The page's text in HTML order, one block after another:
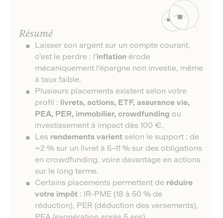
Résumé
Laisser son argent sur un compte courant,
c'est le perdre : l'inflation érode
mécaniquement l'épargne non investie, même
à taux faible.
Plusieurs placements existent selon votre
profil : livrets, actions, ETF, assurance vie,
PEA, PER, immobilier, crowdfunding ou
investissement à impact dès 100 €.
Les rendements varient selon le support : de
~2 % sur un livret à 5–11 % sur des obligations
en crowdfunding, voire davantage en actions
sur le long terme.
Certains placements permettent de réduire
votre impôt : IR-PME (18 à 50 % de
réduction), PER (déduction des versements),